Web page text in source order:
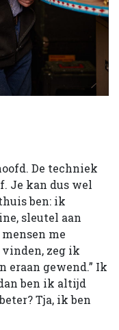
De techniek
Je kan dus wel
ben: ik
sleutel aan
me
zeg ik
eraan gewend.” Ik
ben ik altijd
Tja, ik ben